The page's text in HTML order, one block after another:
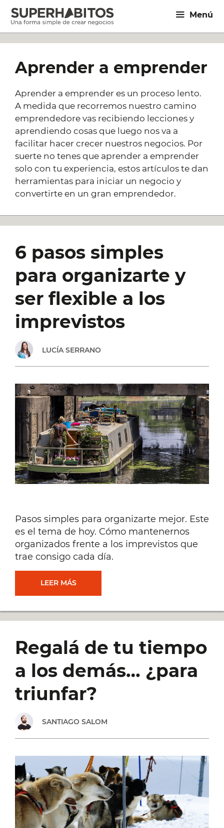
Saltar
contenido
Menú
Aprender a emprender
Aprender a emprender es un proceso lento.
A medida que recorremos nuestro camino
emprendedore vas recibiendo lecciones y
aprendiendo cosas que luego nos va a
facilitar hacer crecer nuestros negocios. Por
suerte no tenes que aprender a emprender
solo con tu experiencia, estos artículos te dan
herramientas para iniciar un negocio y
convertirte en un gran emprendedor.
6 pasos simples
para organizarte y
ser flexible a los
imprevistos
LUCÍA SERRANO
Pasos simples para organizarte mejor. Este
es el tema de hoy. Cómo mantenernos
organizados frente a los imprevistos que
trae consigo cada día.
LEER MÁS6
PARA
FLEXIBLE
A
LOS
Regalá de tu tiempo
a los demás… ¿para
triunfar?
SANTIAGO SALOM